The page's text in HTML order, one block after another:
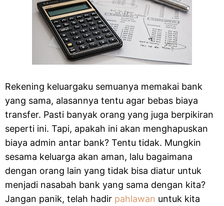
Rekening keluargaku semuanya memakai bank
yang sama, alasannya tentu agar bebas biaya
transfer. Pasti banyak orang yang juga berpikiran
seperti ini. Tapi, apakah ini akan menghapuskan
biaya admin antar bank? Tentu tidak. Mungkin
sesama keluarga akan aman, lalu bagaimana
dengan orang lain yang tidak bisa diatur untuk
menjadi nasabah bank yang sama dengan kita?
Jangan panik, telah hadir pahlawan untuk kita